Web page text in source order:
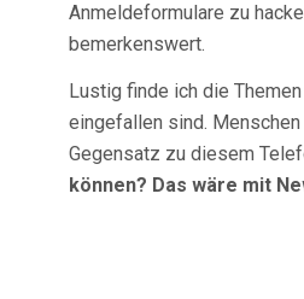
Anmeldeformulare zu
bemerkenswert.
Lustig finde ich die
eingefallen sind.
Gegensatz zu diesem
können? Das wäre mit